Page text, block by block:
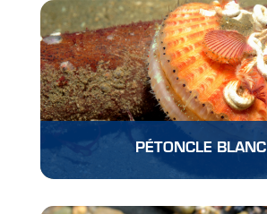
PÉTONCLE BLANC